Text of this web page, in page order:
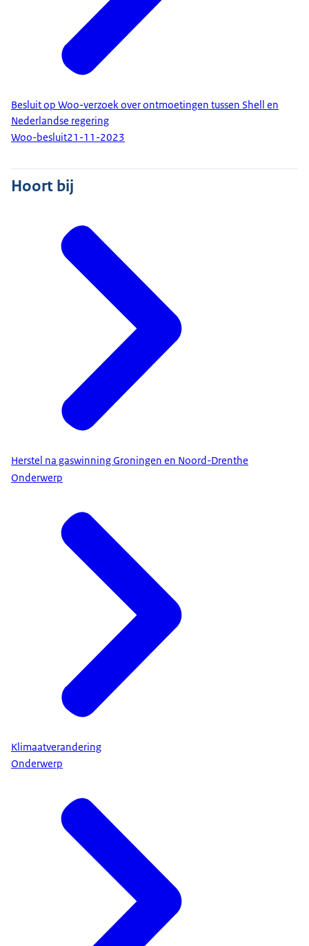
Besluit op Woo-verzoek over ontmoetingen tussen Shell en
Nederlandse regering
Woo-besluit21-11-2023
Hoort bij
Herstel na gaswinning Groningen en Noord-Drenthe
Onderwerp
Klimaatverandering
Onderwerp